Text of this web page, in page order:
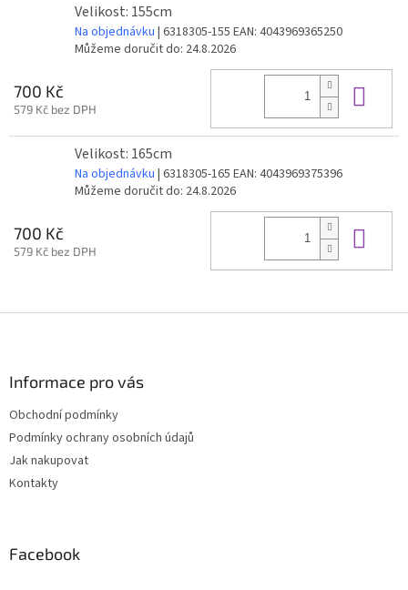
Velikost: 155cm
Na objednávku | 6318305-155 EAN: 4043969365250
Můžeme doručit do: 24.8.2026
700 Kč
579 Kč bez DPH
Velikost: 165cm
Na objednávku | 6318305-165 EAN: 4043969375396
Můžeme doručit do: 24.8.2026
700 Kč
579 Kč bez DPH
Informace pro vás
Obchodní podmínky
Podmínky ochrany osobních údajů
Jak nakupovat
Kontakty
Facebook